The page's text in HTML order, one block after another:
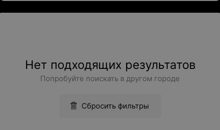
Нет подходящих результатов
Попробуйте поискать в другом городе
Сбросить фильтры